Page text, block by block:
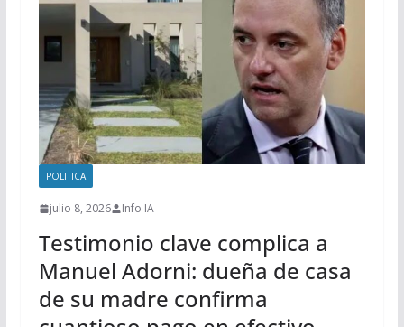
POLITICA
julio 8, 2026 Info IA
Testimonio clave complica a
Manuel Adorni: dueña de casa
de su madre confirma